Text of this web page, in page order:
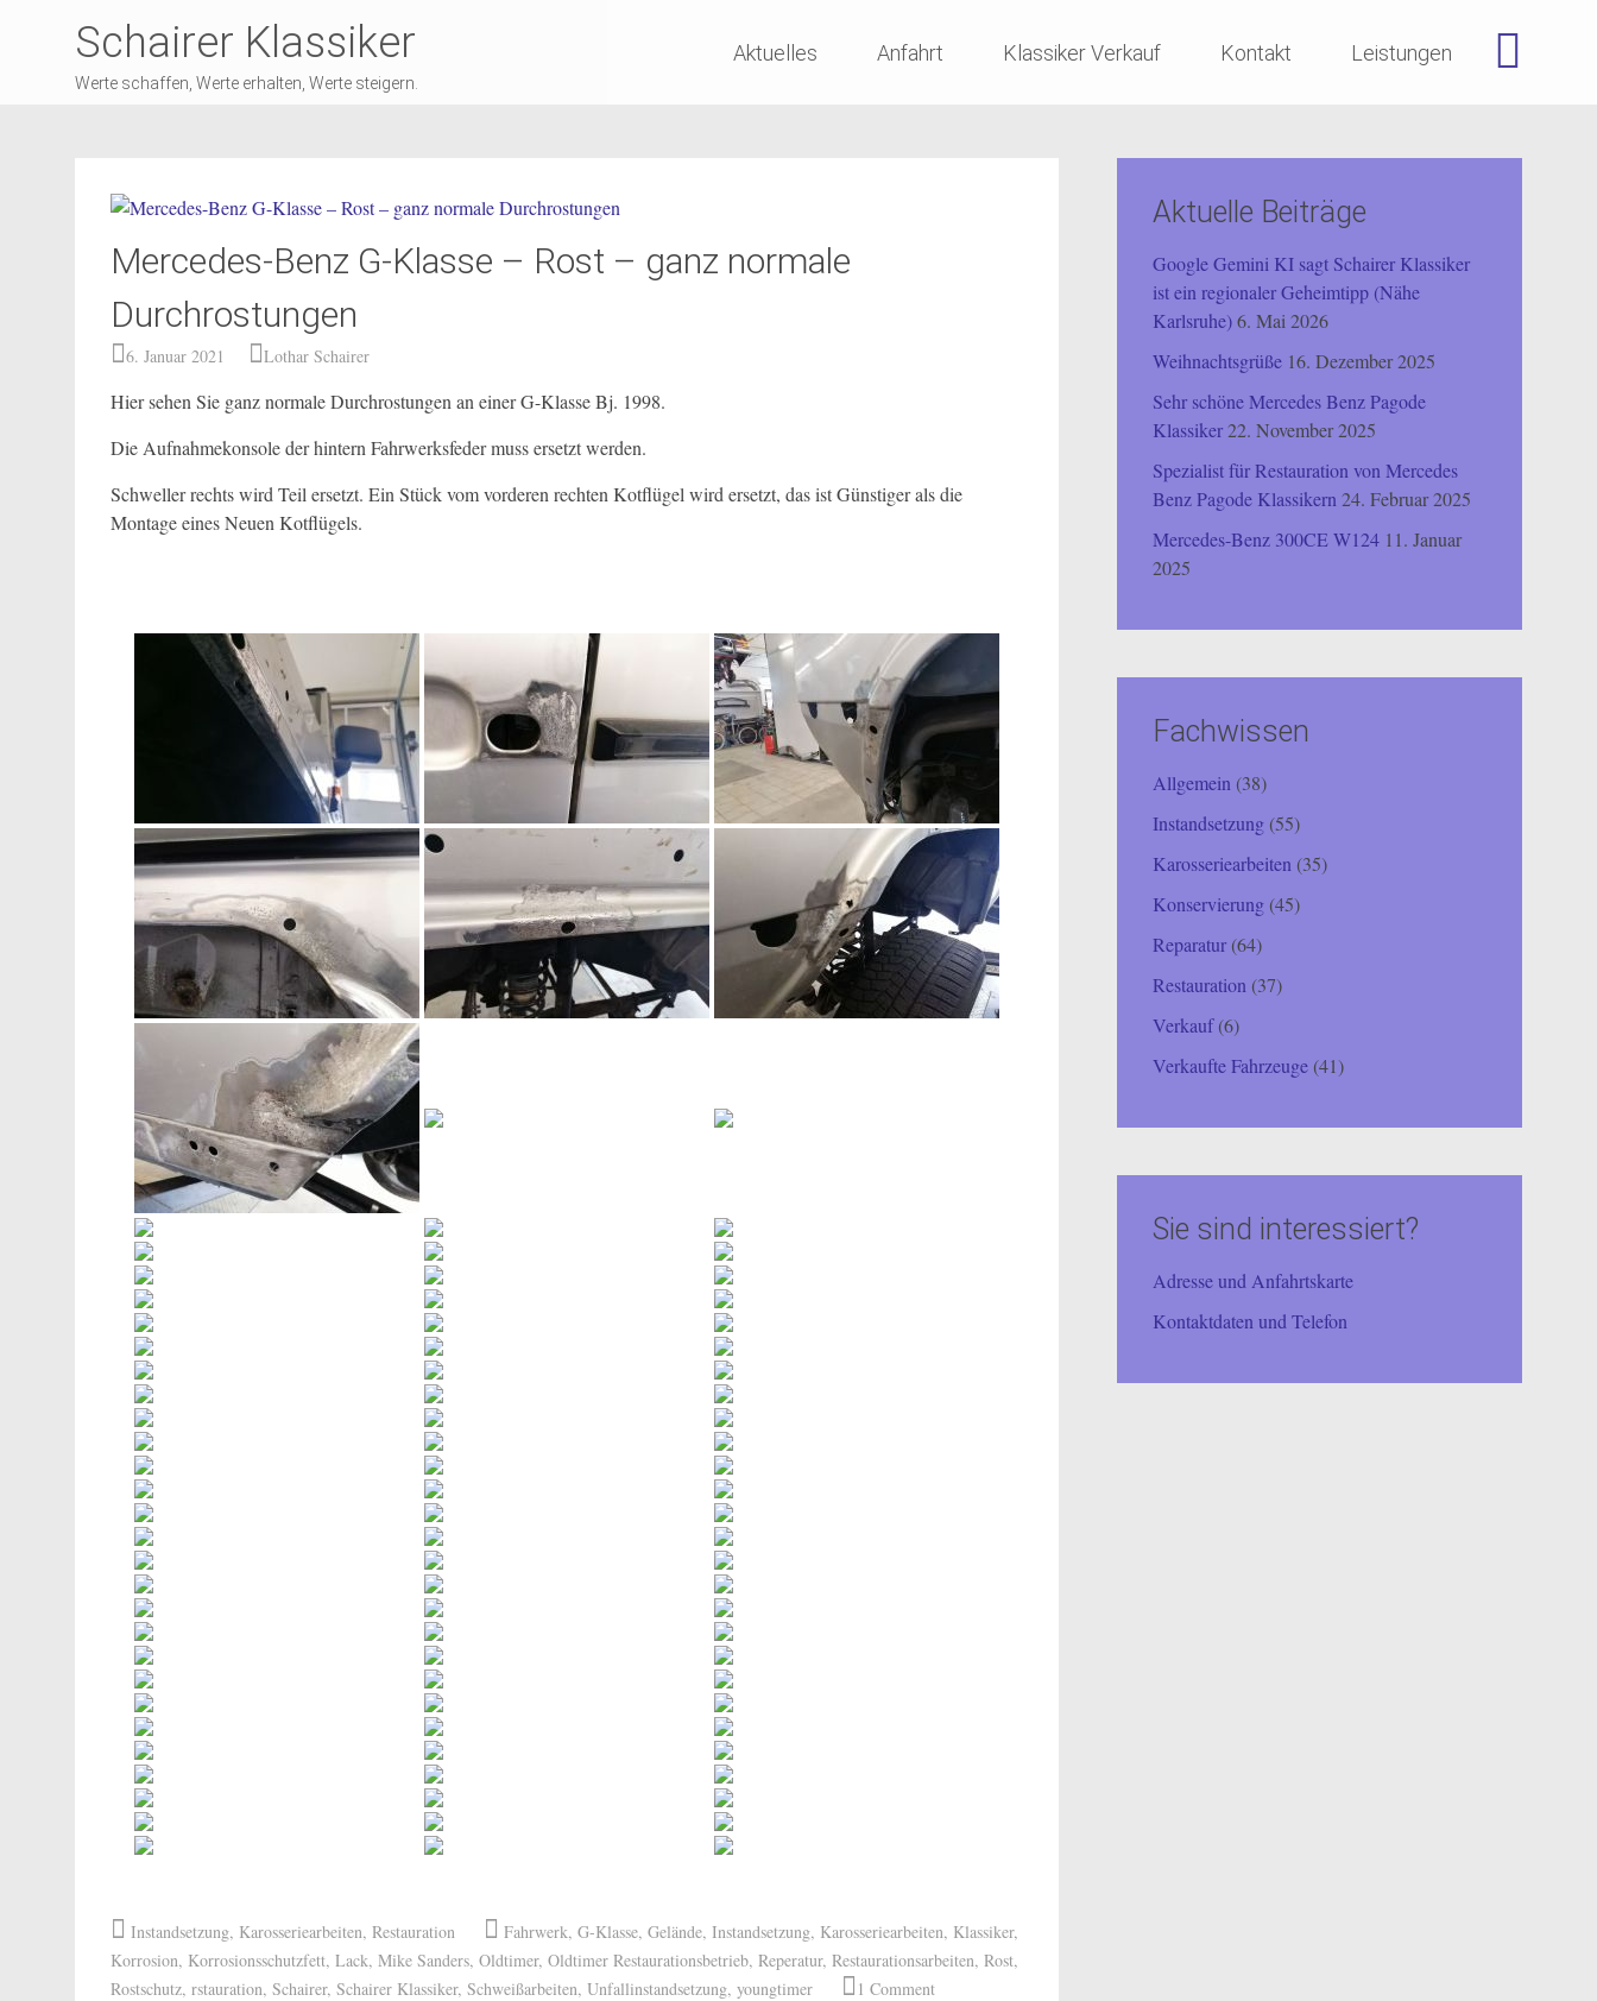
Schairer Klassiker
Werte schaffen, Werte erhalten, Werte steigern.
to
Aktuelles Anfahrt Klassiker Verkauf Kontakt Leistungen
Mercedes-Benz G-Klasse – Rost – ganz normale
Durchrostungen
6. Januar 2021 Lothar Schairer
Hier sehen Sie ganz normale Durchrostungen an einer G-Klasse Bj. 1998.
Die Aufnahmekonsole der hintern Fahrwerksfeder muss ersetzt werden.
Schweller rechts wird Teil ersetzt. Ein Stück vom vorderen rechten Kotflügel wird ersetzt, das ist Günstiger als die
Montage eines Neuen Kotflügels.
Instandsetzung, Karosseriearbeiten, Restauration Fahrwerk, G-Klasse, Gelände, Instandsetzung, Karosseriearbeiten, Klassiker,
Korrosion, Korrosionsschutzfett, Lack, Mike Sanders, Oldtimer, Oldtimer Restaurationsbetrieb, Reperatur, Restaurationsarbeiten, Rost,
Rostschutz, rstauration, Schairer, Schairer Klassiker, Schweißarbeiten, Unfallinstandsetzung, youngtimer 1 Comment
Aktuelle Beiträge
Google Gemini KI sagt Schairer Klassiker
ist ein regionaler Geheimtipp (Nähe
Karlsruhe)6. Mai 2026
Weihnachtsgrüße 16. Dezember 2025
Sehr schöne Mercedes Benz Pagode
Klassiker22. November 2025
Spezialist für Restauration von Mercedes
Benz Pagode Klassikern 24. Februar 2025
Mercedes-Benz 300CE W124 11. Januar
2025
Fachwissen
Allgemein (38)
Instandsetzung(55)
Karosseriearbeiten (35)
Konservierung(45)
Reparatur(64)
Restauration (37)
Verkauf(6)
Verkaufte Fahrzeuge(41)
Sie sind interessiert?
Adresse und Anfahrtskarte
Kontaktdaten und Telefon